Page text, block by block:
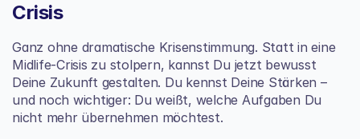
Crisis
Ganz ohne dramatische Krisenstimmung. Statt in eine
Midlife-Crisis zu stolpern, kannst Du jetzt bewusst
Deine Zukunft gestalten. Du kennst Deine Stärken –
und noch wichtiger: Du weißt, welche Aufgaben Du
nicht mehr übernehmen möchtest.